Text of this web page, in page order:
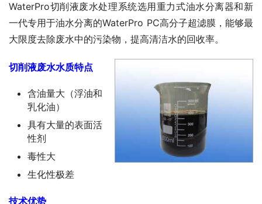
WaterPro切削液废水处理系统选用重力式油水分离器和新
一代专用于油水分离的WaterPro PC高分子超滤膜，能够最
大限度去除废水中的污染物，提高清洁水的回收率。
切削液废水水质特点
含油量大（浮油和
乳化油）
具有大量的表面活
性剂
毒性大
生化性极差
技术优势